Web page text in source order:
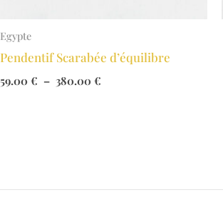
Egypte
Pendentif Scarabée d’équilibre
59.00€ – 380.00€